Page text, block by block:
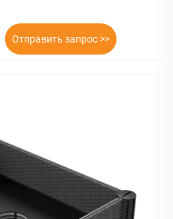
Отправить запрос >>